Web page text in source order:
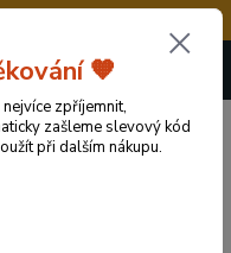
od 8.8. - 15.8.2026
0 Kč
🧡
zpříjemnit,
zašleme slevový kód
při dalším nákupu.